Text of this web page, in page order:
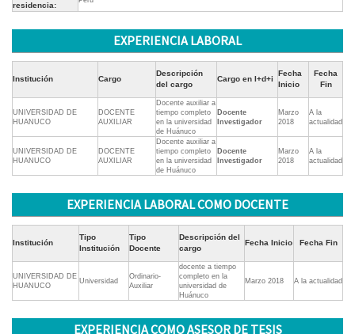
residencia:
EXPERIENCIA LABORAL
Institución Cargo
Descripción
del cargo
Cargo en I+d+i
Fecha
Inicio
Fecha
Fin
UNIVERSIDAD DE
HUANUCO
DOCENTE
AUXILIAR
Docente auxiliar a
tiempo completo
en la universidad
de Huánuco
Docente
Investigador
Marzo
2018
A la
actualidad
UNIVERSIDAD DE
HUANUCO
DOCENTE
AUXILIAR
Docente auxiliar a
tiempo completo
en la universidad
de Huánuco
Docente
Investigador
Marzo
2018
A la
actualidad
EXPERIENCIA LABORAL COMO DOCENTE
Institución
Tipo
Institución
Tipo
Docente
Descripción del
cargo
Fecha Inicio Fecha Fin
UNIVERSIDAD DE
HUANUCO
Universidad
Ordinario-
Auxiliar
docente a tiempo
completo en la
universidad de
Huánuco
Marzo 2018 A la actualidad
EXPERIENCIA COMO ASESOR DE TESIS